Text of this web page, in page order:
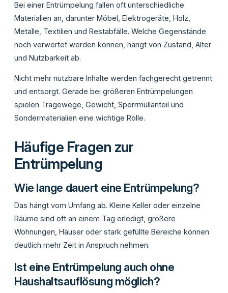
Bei einer Entrümpelung fallen oft unterschiedliche
Materialien an, darunter Möbel, Elektrogeräte, Holz,
Metalle, Textilien und Restabfälle. Welche Gegenstände
noch verwertet werden können, hängt von Zustand, Alter
und Nutzbarkeit ab.
Nicht mehr nutzbare Inhalte werden fachgerecht getrennt
und entsorgt. Gerade bei größeren Entrümpelungen
spielen Tragewege, Gewicht, Sperrmüllanteil und
Sondermaterialien eine wichtige Rolle.
Häufige Fragen zur
Entrümpelung
Wie lange dauert eine Entrümpelung?
Das hängt vom Umfang ab. Kleine Keller oder einzelne
Räume sind oft an einem Tag erledigt, größere
Wohnungen, Häuser oder stark gefüllte Bereiche können
deutlich mehr Zeit in Anspruch nehmen.
Ist eine Entrümpelung auch ohne
Haushaltsauflösung möglich?